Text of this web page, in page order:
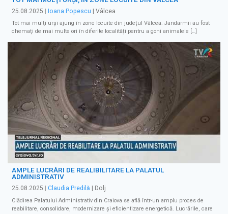
25.08.2025 | Ioana Popescu | Vâlcea
Tot mai mulţi urşi ajung în zone locuite din județul Vâlcea. Jandarmii au fost
chemaţi de mai multe ori în diferite localități pentru a goni animalele […]
AMPLE LUCRĂRI DE REALIBILITARE LA PALATUL
ADMINISTRATIV
25.08.2025 Claudia Predilă | Dolj
Clădirea Palatului Administrativ din Craiova se află într-un amplu proces de
reabilitare, consolidare, modernizare și eficientizare energetică. Lucrările, care